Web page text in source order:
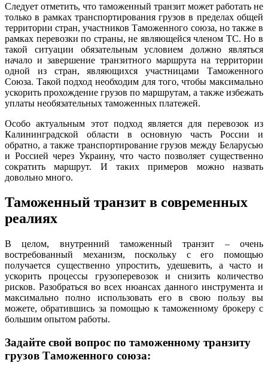
Следует отметить, что таможенный транзит может работать не
только в рамках транспортирования грузов в пределах общей
территории стран, участников Таможенного союза, но также в
рамках перевозки по страны, не являющейся членом ТС. Но в
такой ситуации обязательным условием должно являться
начало и завершение транзитного маршрута на территории
одной из стран, являющихся участницами Таможенного
Союза. Такой подход необходим для того, чтобы максимально
ускорить прохождение грузов по маршрутам, а также избежать
уплаты необязательных таможенных платежей.
Особо актуальным этот подход является для перевозок из
Калининградской области в основную часть России и
обратно, а также транспортирование грузов между Беларусью
и Россией через Украину, что часто позволяет существенно
сократить маршрут. И таких примеров можно назвать
довольно много.
Таможенный транзит в современных
реалиях
В целом, внутренний таможенный транзит – очень
востребованный механизм, поскольку с его помощью
получается существенно упростить, удешевить, а часто и
ускорить процессы грузоперевозок и снизить количество
рисков. Разобраться во всех нюансах данного инструмента и
максимально полно использовать его в свою пользу вы
можете, обратившись за помощью к таможенному брокеру с
большим опытом работы.
Задайте свой вопрос по таможенному транзиту
грузов Таможенного союза: